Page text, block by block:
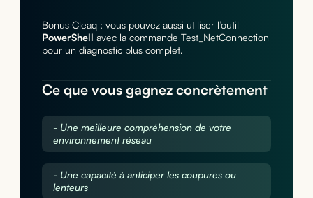
Bonus Cleaq : vous pouvez aussi utiliser l’outil
PowerShell avec la commande Test_NetConnection
pour un diagnostic plus complet.
Ce que vous gagnez concrètement
- Une meilleure compréhension de votre
environnement réseau
- Une capacité à anticiper les coupures ou
lenteurs